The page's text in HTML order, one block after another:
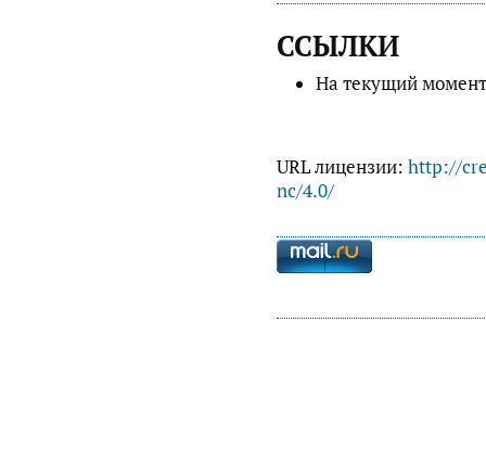
ССЫЛКИ
На текущий
URL лицензии: http://
nc/4.0/